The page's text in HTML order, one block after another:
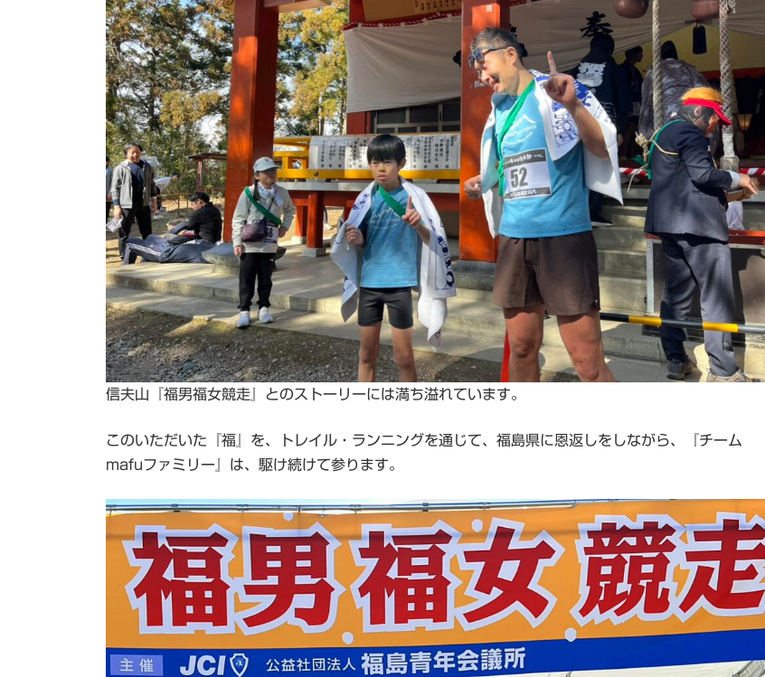
信夫山『福男福女競走』とのストーリーには満ち溢れています。
このいただいた『福』を、トレイル・ランニングを通じて、福島県に恩返しをしながら、『チーム
mafuファミリー』は、駆け続けて参ります。